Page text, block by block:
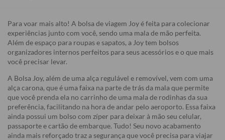
Para voar mais alto! A bolsa de viagem Joy é feita para colecionar
experiências junto com você, sendo uma mala de mão perfeita.
Além de espaço para roupas e sapatos, a Joy tem bolsos
organizadores internos perfeitos para seus acessórios e o que mais
você precisar levar.
A Bolsa Joy, além de uma alça regulável e removível, vem com uma
alça carona, que é uma faixa na parte de trás da mala que permite
que você prenda ela no carrinho de uma mala de rodinhas da sua
preferência, facilitando na hora de andar pelo aeroporto. Essa faixa
ainda possui um bolso com zíper para deixar à mão seu celular,
passaporte e cartão de embarque. Tudo! Seu novo acabamento
ainda mais reforçado traz a segurança que você precisa para viajar